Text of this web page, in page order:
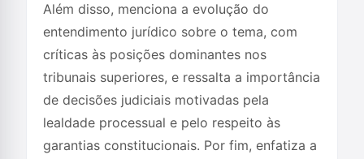
Além disso, menciona a evolução do
entendimento jurídico sobre o tema, com
críticas às posições dominantes nos
tribunais superiores, e ressalta a importância
de decisões judiciais motivadas pela
lealdade processual e pelo respeito às
garantias constitucionais. Por fim, enfatiza a